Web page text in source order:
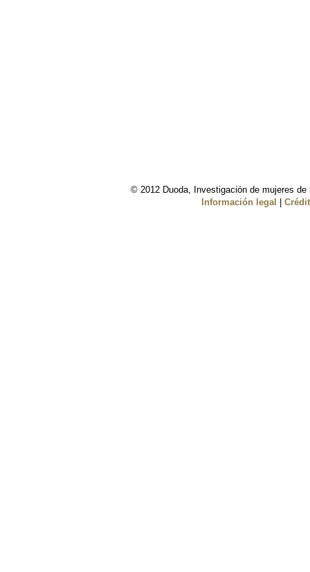
© 2012 Duoda, Investigación de mujeres
Información legal